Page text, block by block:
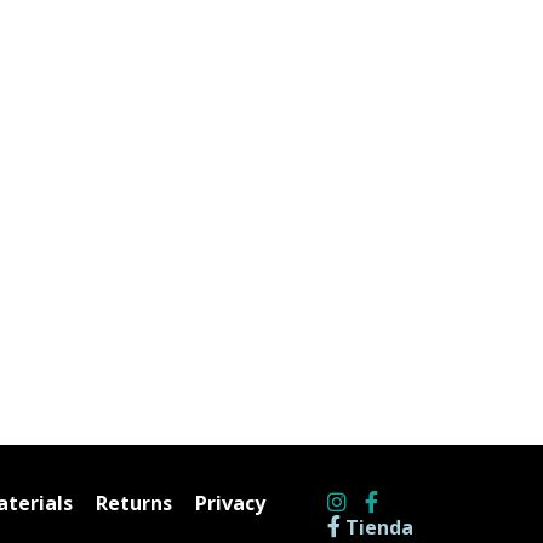
Returns
Privacy
Tienda